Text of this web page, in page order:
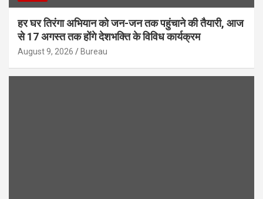
हर घर तिरंगा अभियान को जन-जन तक पहुंचाने की तैयारी, आज
से 17 अगस्त तक होंगे देशभक्ति के विविध कार्यक्रम
August 9, 2026 Bureau